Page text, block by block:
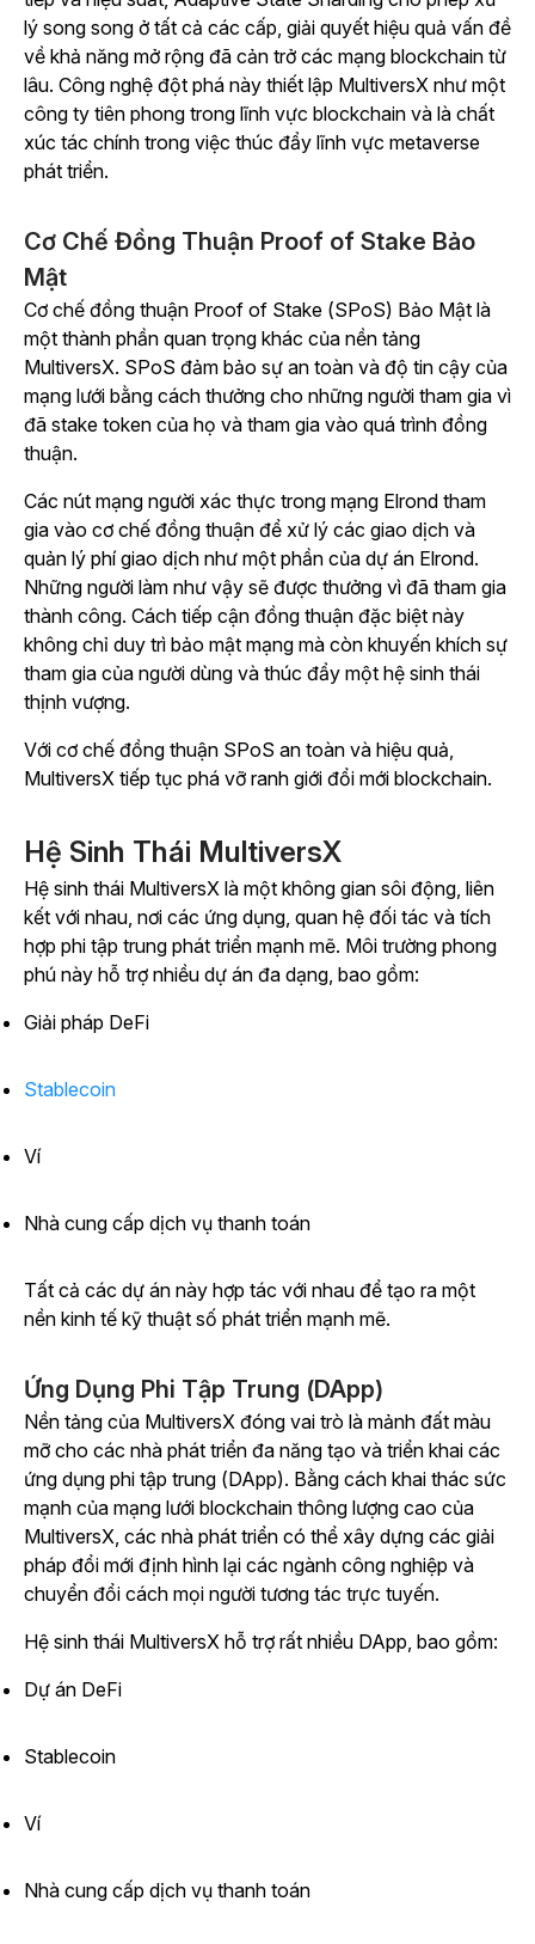
lý song song ở tất cả các cấp, giải quyết hiệu quả vấn đề
về khả năng mở rộng đã cản trở các mạng blockchain từ
lâu. Công nghệ đột phá này thiết lập MultiversX như một
công ty tiên phong trong lĩnh vực blockchain và là chất
xúc tác chính trong việc thúc đẩy lĩnh vực metaverse
phát triển.
Cơ Chế Đồng Thuận Proof of Stake Bảo
Mật
Cơ chế đồng thuận Proof of Stake (SPoS) Bảo Mật là
một thành phần quan trọng khác của nền tảng
MultiversX. SPoS đảm bảo sự an toàn và độ tin cậy của
mạng lưới bằng cách thưởng cho những người tham gia vì
đã stake token của họ và tham gia vào quá trình đồng
thuận.
Các nút mạng người xác thực trong mạng Elrond tham
gia vào cơ chế đồng thuận để xử lý các giao dịch và
quản lý phí giao dịch như một phần của dự án Elrond.
Những người làm như vậy sẽ được thưởng vì đã tham gia
thành công. Cách tiếp cận đồng thuận đặc biệt này
không chỉ duy trì bảo mật mạng mà còn khuyến khích sự
tham gia của người dùng và thúc đẩy một hệ sinh thái
thịnh vượng.
Với cơ chế đồng thuận SPoS an toàn và hiệu quả,
MultiversX tiếp tục phá vỡ ranh giới đổi mới blockchain.
Hệ Sinh Thái MultiversX
Hệ sinh thái MultiversX là một không gian sôi động, liên
kết với nhau, nơi các ứng dụng, quan hệ đối tác và tích
hợp phi tập trung phát triển mạnh mẽ. Môi trường phong
phú này hỗ trợ nhiều dự án đa dạng, bao gồm:
Giải pháp DeFi
Stablecoin
Ví
Nhà cung cấp dịch vụ thanh toán
Tất cả các dự án này hợp tác với nhau để tạo ra một
nền kinh tế kỹ thuật số phát triển mạnh mẽ.
Ứng Dụng Phi Tập Trung (DApp)
Nền tảng của MultiversX đóng vai trò là mảnh đất màu
mỡ cho các nhà phát triển đa năng tạo và triển khai các
ứng dụng phi tập trung (DApp). Bằng cách khai thác sức
mạnh của mạng lưới blockchain thông lượng cao của
MultiversX, các nhà phát triển có thể xây dựng các giải
pháp đổi mới định hình lại các ngành công nghiệp và
chuyển đổi cách mọi người tương tác trực tuyến.
Hệ sinh thái MultiversX hỗ trợ rất nhiều DApp, bao gồm:
Dự án DeFi
Stablecoin
Ví
Nhà cung cấp dịch vụ thanh toán